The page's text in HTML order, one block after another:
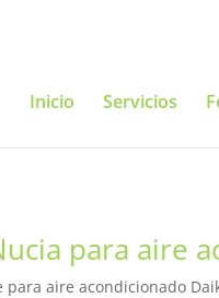
Inicio Servicios
para aire
aire acondicionado